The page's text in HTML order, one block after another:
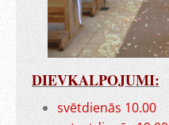
DIEVKALPOJUMI:
svētdienās 10.00